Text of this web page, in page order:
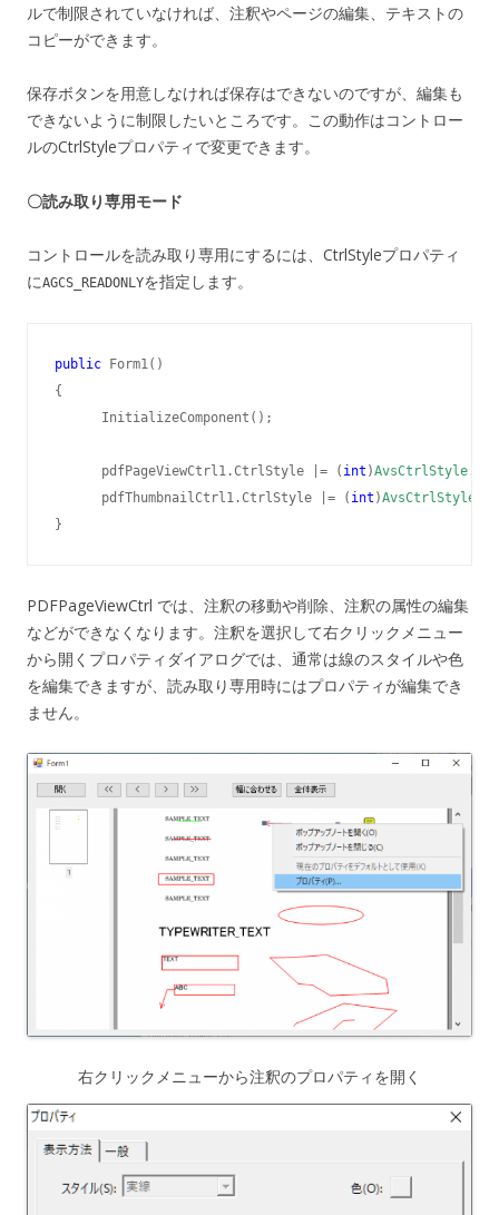
ルで制限されていなければ、注釈やページの編集、テキストの
コピーができます。
保存ボタンを用意しなければ保存はできないのですが、編集も
できないように制限したいところです。この動作はコントロー
ルのCtrlStyleプロパティで変更できます。
〇読み取り専用モード
コントロールを読み取り専用にするには、CtrlStyleプロパティ
にAGCS_READONLYを指定します。
public Form1()
{
      InitializeComponent();
      pdfPageViewCtrl1.CtrlStyle |= (
int )AvsCtrlStyle
      pdfThumbnailCtrl1.CtrlStyle |= (
int )AvsCtrlStyle
}
PDFPageViewCtrl では、注釈の移動や削除、注釈の属性の編集
などができなくなります。注釈を選択して右クリックメニュー
から開くプロパティダイアログでは、通常は線のスタイルや色
を編集できますが、読み取り専用時にはプロパティが編集でき
ません。
右クリックメニューから注釈のプロパティを開く